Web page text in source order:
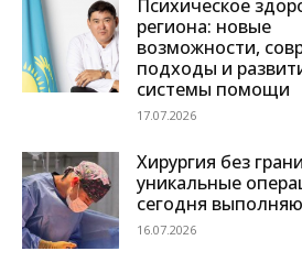
Психическое
региона: новые
возможности,
подходы и
системы помощи
17.07.2026
Хирургия без
уникальные
сегодня
16.07.2026